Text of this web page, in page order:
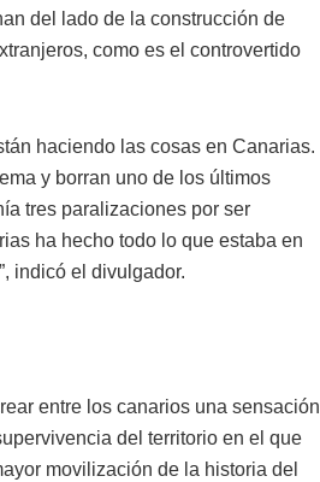
del lado de la construcción de
como es el controvertido
haciendo las cosas en Canarias.
y borran uno de los últimos
tres paralizaciones por ser
ha hecho todo lo que estaba en
indicó el divulgador.
entre los canarios una sensación
del territorio en el que
movilización de la historia del